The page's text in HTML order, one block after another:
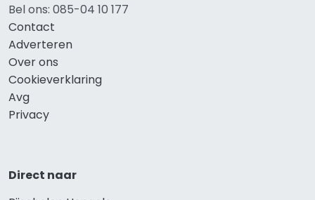
Bel ons: 085-04 10 177
Contact
Adverteren
Over ons
Cookieverklaring
Avg
Privacy
Direct naar